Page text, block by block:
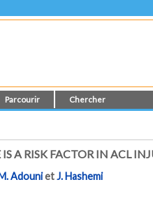
Parcourir Chercher
IS A RISK FACTOR IN ACL
AdounietJ. Hashemi